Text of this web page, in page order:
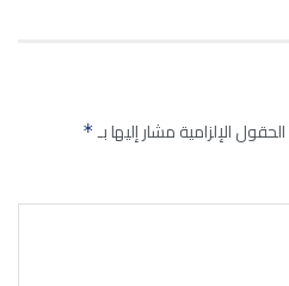
الحقول الإلزامية مشار إليها بـ*